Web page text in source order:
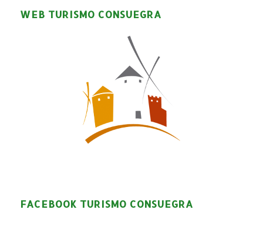
WEB TURISMO CONSUEGRA
FACEBOOK TURISMO CONSUEGRA